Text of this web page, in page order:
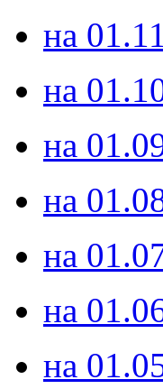
на
на
на
на
на
на
на